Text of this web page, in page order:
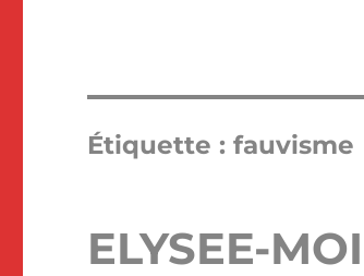
Étiquette :fauvisme
ELYSEE-